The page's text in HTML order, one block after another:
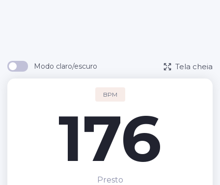
Modo claro/escuro Tela cheia
BPM
176
Presto